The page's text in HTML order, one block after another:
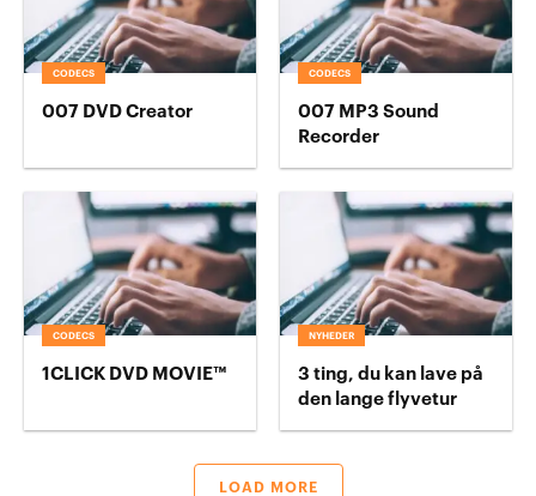
CODECS
007 DVD Creator
CODECS
007 MP3 Sound
Recorder
CODECS
1CLICK DVD MOVIE™
NYHEDER
3 ting, du kan lave på
den lange flyvetur
LOAD MORE